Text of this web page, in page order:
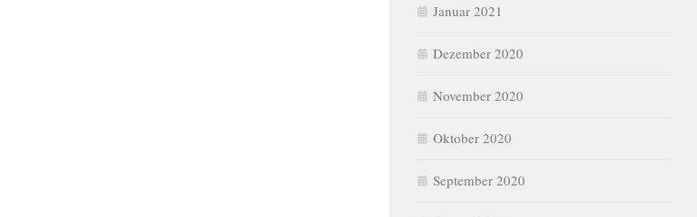
Januar 2021
Dezember 2020
November 2020
Oktober 2020
September 2020